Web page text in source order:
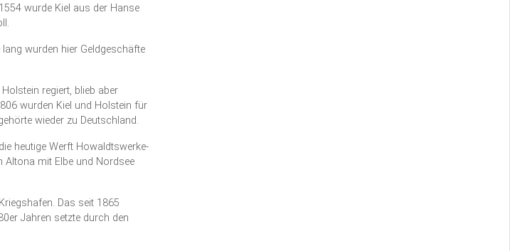
wurde Kiel aus der Hanse
wurden hier Geldgeschäfte
regiert, blieb aber
wurden Kiel und Holstein für
wieder zu Deutschland.
heutige Werft Howaldtswerke-
Altona mit Elbe und Nordsee
Das seit 1865
Jahren setzte durch den